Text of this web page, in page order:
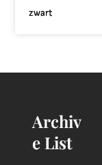
zwart
Archiv
e List